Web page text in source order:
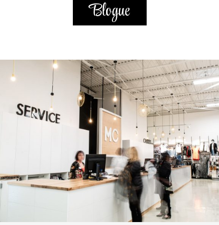
Blogue